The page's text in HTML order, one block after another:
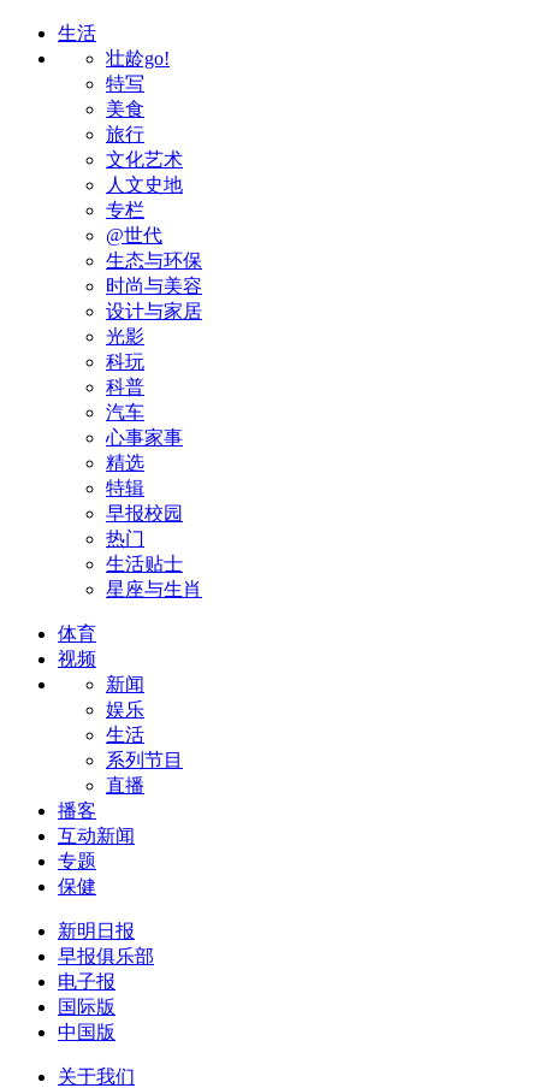
生活
壮龄go!
特写
美食
旅行
文化艺术
人文史地
专栏
@世代
生态与环保
时尚与美容
设计与家居
光影
科玩
科普
汽车
心事家事
精选
特辑
早报校园
热门
生活贴士
星座与生肖
体育
视频
新闻
娱乐
生活
系列节目
直播
播客
互动新闻
专题
保健
新明日报
早报俱乐部
电子报
国际版
中国版
关于我们